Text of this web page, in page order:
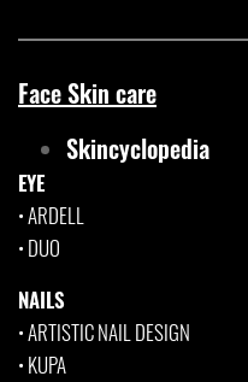
Face Skin care
Skincyclopedia
EYE
•ARDELL
• DUO
NAILS
•ARTISTIC NAIL DESIGN
• KUPA